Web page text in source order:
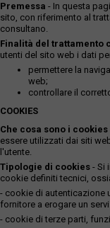
Premessa - In questa
sito, con riferimento al
consultano.
Finalità del trattamento
utenti del sito web i dati
permettere la
web;
controllare il
COOKIES
Che cosa sono i cookies
essere utilizzati dai siti
l'utente.
Tipologie di cookies - Si
cookie definiti tecnici,
- cookie di autenticazione
fornitore a erogare un
- cookie di terze parti,